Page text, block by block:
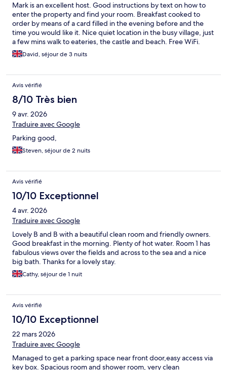
Mark is an excellent host. Good instructions by text on how to
enter the property and find your room. Breakfast cooked to
order by means of a card filled in the evening before and the
time you would like it. Nice quiet location in the busy village, just
a few mins walk to eateries, the castle and beach. Free WiFi.
Would recommend it to anyone who is able bodied, no lift as is a
nice converted private house.
David, séjour de 3 nuits
Avis vérifié
8/10 Très bien
9 avr. 2026
Traduire avec Google
Parking good,
Steven, séjour de 2 nuits
Avis vérifié
10/10 Exceptionnel
4 avr. 2026
Traduire avec Google
Lovely B and B with a beautiful clean room and friendly owners.
Good breakfast in the morning. Plenty of hot water. Room 1 has
fabulous views over the fields and across to the sea and a nice
big bath. Thanks for a lovely stay.
Cathy, séjour de 1 nuit
Avis vérifié
10/10 Exceptionnel
22 mars 2026
Traduire avec Google
Managed to get a parking space near front door,easy access via
key box. Spacious room and shower room, very clean